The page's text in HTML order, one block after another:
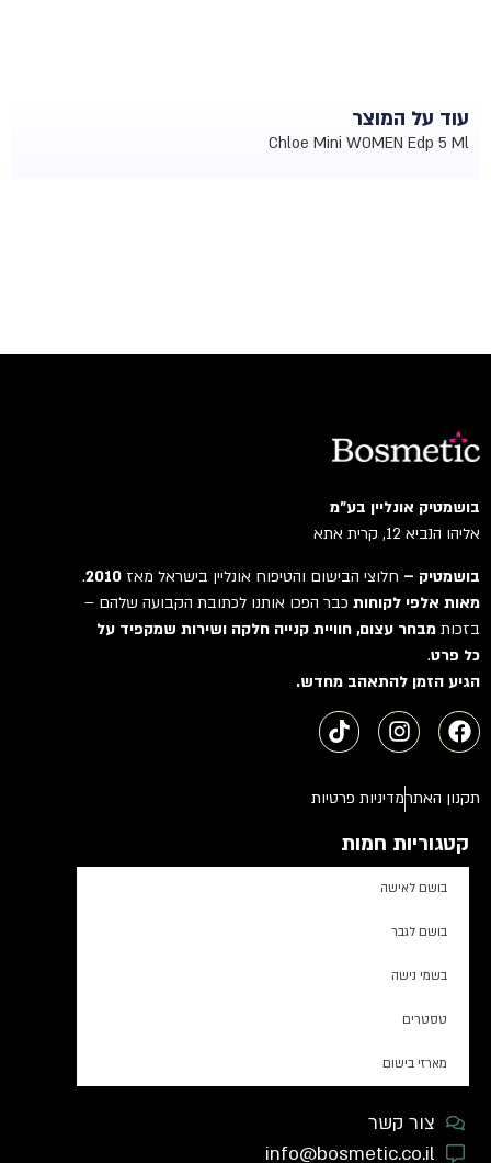
עוד על המוצר
Chloe Mini WOMEN Edp 5 Ml
בושמטיק אונליין בע"מ
אליהו הנביא 12, קרית אתא
בושמטיק –חלוצי הבישום והטיפוח אונליין בישראל מאז2010
.
מאות אלפי לקוחותכבר הפכו אותנו לכתובת הקבועה שלהם –
בזכותמבחר עצום, חוויית קנייה חלקה ושירות שמקפיד על
כל פרט.
הגיע הזמן להתאהב מחדש.
תקנון האתרמדיניות פרטיות
קטגוריות חמות
בושם לאישה
בושם לגבר
בשמי נישה
טסטרים
מארזי בישום
צור קשר
info@bosmetic.co.il